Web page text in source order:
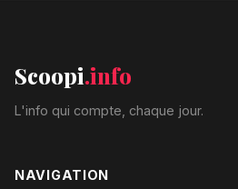
Scoopi.info
L'info qui compte, chaque jour.
NAVIGATION